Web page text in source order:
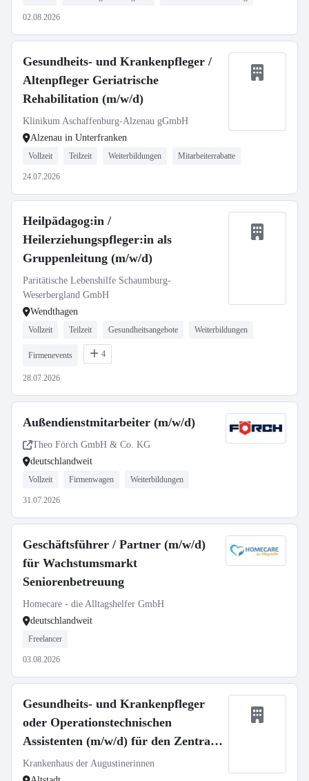
02.08.2026
Gesundheits- und Krankenpfleger /
Altenpfleger Geriatrische
Rehabilitation (m/w/d)
Klinikum Aschaffenburg-Alzenau gGmbH
Alzenau in Unterfranken
Vollzeit Teilzeit Weiterbildungen Mitarbeiterrabatte
24.07.2026
Heilpädagog:in /
Heilerziehungspfleger:in als
Gruppenleitung (m/w/d)
Paritätische Lebenshilfe Schaumburg-
Weserbergland GmbH
Wendthagen
Vollzeit Teilzeit Gesundheitsangebote Weiterbildungen
Firmenevents 4
28.07.2026
Außendienstmitarbeiter (m/w/d)
Theo Förch GmbH & Co. KG
deutschlandweit
Vollzeit Firmenwagen Weiterbildungen
31.07.2026
Geschäftsführer / Partner (m/w/d)
für Wachstumsmarkt
Seniorenbetreuung
Homecare - die Alltagshelfer GmbH
deutschlandweit
Freelancer
03.08.2026
Gesundheits- und Krankenpfleger
oder Operationstechnischen
Assistenten (m/w/d) für den Zentral
OP - Neuaufbau unserer Spätdienste
Krankenhaus der Augustinerinnen